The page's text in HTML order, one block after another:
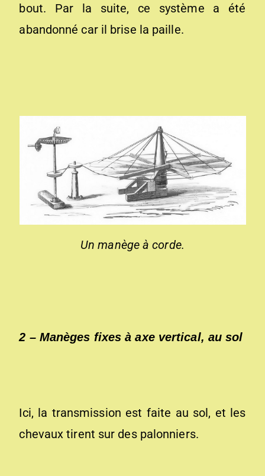
bout. Par la suite, ce système a été
abandonné car il brise la paille.
Un manège à corde.
2 – Manèges fixes à axe vertical, au sol
Ici, la transmission est faite au sol, et les
chevaux tirent sur des palonniers.